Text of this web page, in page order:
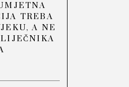
TREBA
A NE